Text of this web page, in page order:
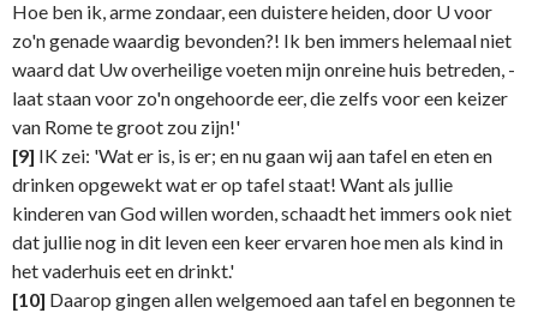
Hoe ben ik, arme zondaar, een duistere heiden, door U voor
zo'n genade waardig bevonden?! Ik ben immers helemaal niet
waard dat Uw overheilige voeten mijn onreine huis betreden, -
laat staan voor zo'n ongehoorde eer, die zelfs voor een keizer
van Rome te groot zou zijn!'
[9] IK zei: 'Wat er is, is er; en nu gaan wij aan tafel en eten en
drinken opgewekt wat er op tafel staat! Want als jullie
kinderen van God willen worden, schaadt het immers ook niet
dat jullie nog in dit leven een keer ervaren hoe men als kind in
het vaderhuis eet en drinkt.'
[10] Daarop gingen allen welgemoed aan tafel en begonnen te